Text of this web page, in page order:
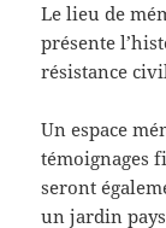
Le lieu de
présente
résistance
Un espace
témoignages
seront
un jardin